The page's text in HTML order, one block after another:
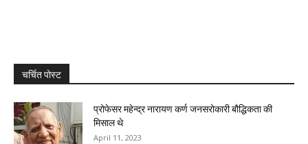
चर्चित पोस्ट
प्रोफेसर महेन्द्र नारायण कर्ण जनसरोकारी बौद्धिकता की
मिसाल थे
April 11, 2023